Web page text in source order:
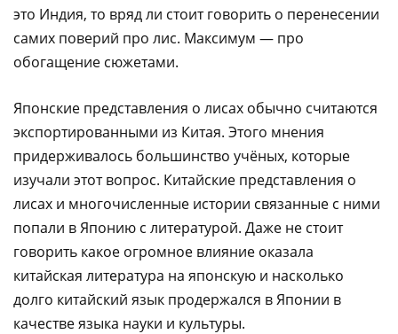
это Индия, то вряд ли стоит говорить о перенесении
самих поверий про лис. Максимум — про
обогащение сюжетами. ​‌‌​‌‌​ ​‌​‌‌‌‌ ​​​‌​‌ ​​‌‌​​ ​​‌‌‌​ ​‌​​​‌ ​​‌‌‌​ ​​​‌‌‌ ​​‌​‌​ ​‌​​​‌ ​​‌‌‌​ ​​‌‌‌‌ ​‌​​​‌ ​​‌​‌​ ​​‌​‌‌ ​‌​​‌‌ ​‌​‌​‌​ ​‌‌​‌‌​ ​‌‌‌​‌‌ ​​‌‌‌‌
Японские представления о лисах обычно считаются
экспортированными из Китая. Этого мнения
придерживалось большинство учёных, которые
изучали этот вопрос. Китайские представления о
лисах и многочисленные истории связанные с ними
попали в Японию с литературой. Даже не стоит
говорить какое огромное влияние оказала
китайская литература на японскую и насколько
долго китайский язык продержался в Японии в
качестве языка науки и культуры.​‌‌​‌‌​ ​‌​‌‌‌‌ ​​​‌​‌ ​​‌‌​​ ​​‌‌‌​ ​‌​​​‌ ​​‌‌‌​ ​​​‌‌‌ ​​‌​‌​ ​‌​​​‌ ​​‌‌‌​ ​​‌‌‌‌ ​‌​​​‌ ​​‌​‌​ ​​‌​‌‌ ​‌​​‌‌ ​‌​‌​‌​ ​‌‌​‌‌​ ​‌‌‌​‌‌ ​​‌‌‌‌